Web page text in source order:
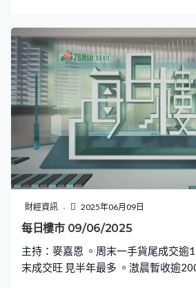
財經資訊 2025年06月09日
每日樓市 09/06/2025
主持：麥嘉恩 。周末一手貨尾成交逾
末成交旺 見半年最多 。滶晨暫收逾